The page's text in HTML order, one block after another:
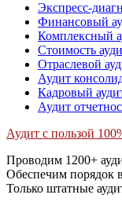
Экспресс-
Финансовый
Комплексный
Стоимость
Отраслевой
Аудит
Кадровый
Аудит
Аудит с пользой
Проводим 1200+
Обеспечим порядок
Только штатные